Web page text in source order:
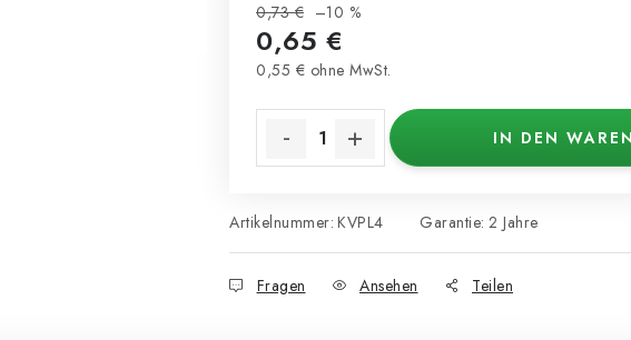
0,73 € –10 %
0,65 €
0,55 € ohne MwSt.
IN DEN
Artikelnummer: KVPL4 Garantie: 2 Jahre
Fragen Ansehen Teilen